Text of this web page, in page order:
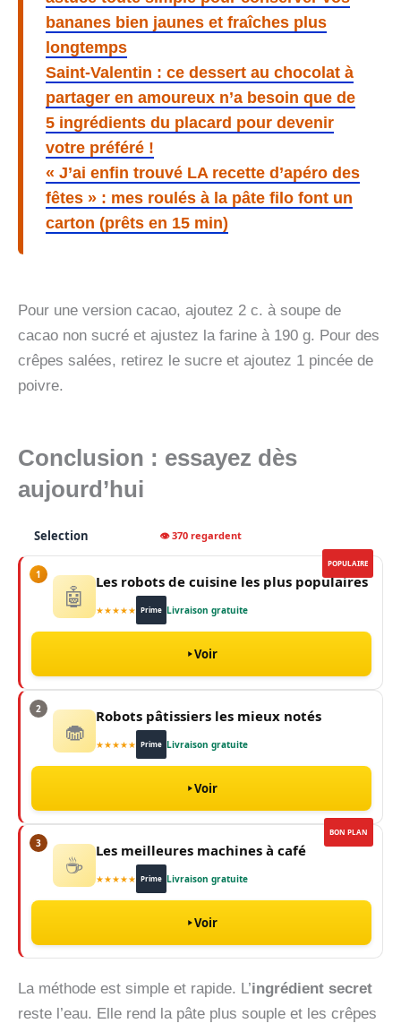
bananes bien jaunes et fraîches plus
longtemps
Saint-Valentin : ce dessert au chocolat à
partager en amoureux n’a besoin que de
5 ingrédients du placard pour devenir
votre préféré !
« J’ai enfin trouvé LA recette d’apéro des
fêtes » : mes roulés à la pâte filo font un
carton (prêts en 15 min)
Pour une version cacao, ajoutez 2 c. à soupe de
cacao non sucré et ajustez la farine à 190 g. Pour des
crêpes salées, retirez le sucre et ajoutez 1 pincée de
poivre.
Conclusion : essayez dès
aujourd’hui
Selection 👁 370 regardent
POPULAIRE
1
🤖 Les robots de cuisine les plus populaires
★★★★★ Prime Livraison gratuite
Voir
2
🧁 Robots pâtissiers les mieux notés
★★★★★ Prime Livraison gratuite
Voir
BON PLAN
3
☕ Les meilleures machines à café
★★★★★ Prime Livraison gratuite
Voir
La méthode est simple et rapide. L’ingrédient secret
reste l’eau. Elle rend la pâte plus souple et les crêpes